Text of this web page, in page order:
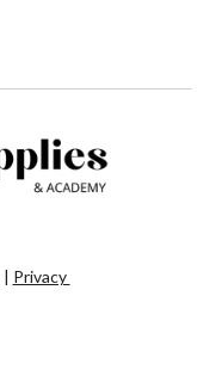
| Privacy